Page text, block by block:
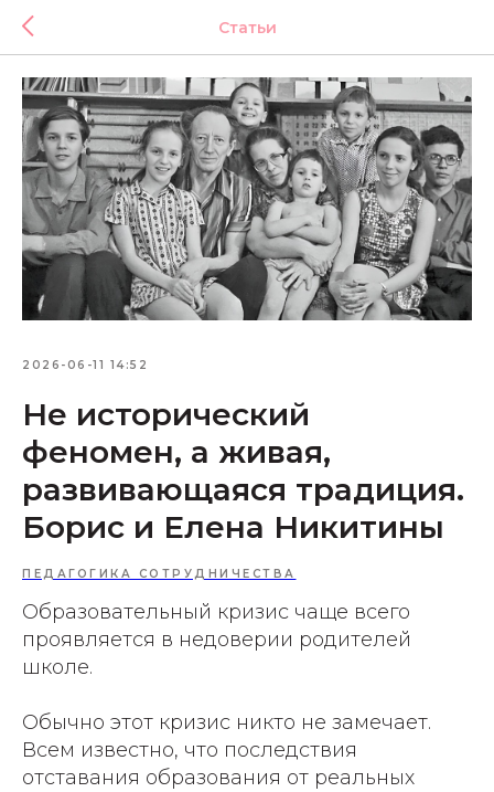
Статьи
2026-06-11 14:52
Не исторический
феномен, а живая,
развивающаяся традиция.
Борис и Елена Никитины
ПЕДАГОГИКА СОТРУДНИЧЕСТВА
Образовательный кризис чаще всего
проявляется в недоверии родителей
школе.
Обычно этот кризис никто не замечает.
Всем известно, что последствия
отставания образования от реальных